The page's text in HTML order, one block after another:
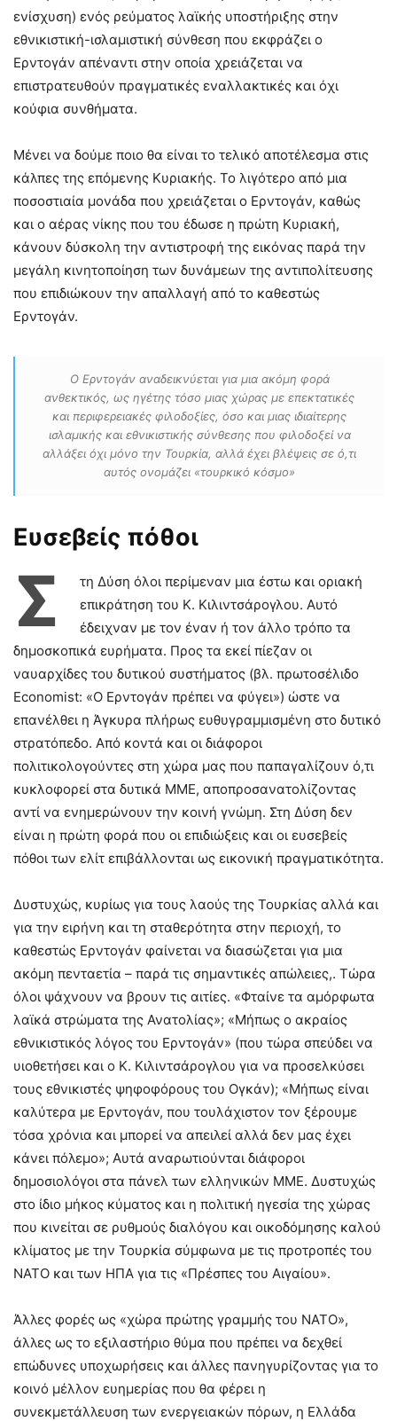
ενίσχυση) ενός ρεύματος λαϊκής υποστήριξης στην
εθνικιστική-ισλαμιστική σύνθεση που εκφράζει ο
Ερντογάν απέναντι στην οποία χρειάζεται να
επιστρατευθούν πραγματικές εναλλακτικές και όχι
κούφια συνθήματα.
Μένει να δούμε ποιο θα είναι το τελικό αποτέλεσμα στις
κάλπες της επόμενης Κυριακής. Το λιγότερο από μια
ποσοστιαία μονάδα που χρειάζεται ο Ερντογάν, καθώς
και ο αέρας νίκης που του έδωσε η πρώτη Κυριακή,
κάνουν δύσκολη την αντιστροφή της εικόνας παρά την
μεγάλη κινητοποίηση των δυνάμεων της αντιπολίτευσης
που επιδιώκουν την απαλλαγή από το καθεστώς
Ερντογάν.
Ο Ερντογάν αναδεικνύεται για μια ακόμη φορά
ανθεκτικός, ως ηγέτης τόσο μιας χώρας με επεκτατικές
και περιφερειακές φιλοδοξίες, όσο και μιας ιδιαίτερης
ισλαμικής και εθνικιστικής σύνθεσης που φιλοδοξεί να
αλλάξει όχι μόνο την Τουρκία, αλλά έχει βλέψεις σε ό,τι
αυτός ονομάζει «τουρκικό κόσμο»
Ευσεβείς πόθοι
Σ
τη Δύση όλοι περίμεναν μια έστω και οριακή
επικράτηση του Κ. Κιλιντσάρογλου. Αυτό
έδειχναν με τον έναν ή τον άλλο τρόπο τα
δημοσκοπικά ευρήματα. Προς τα εκεί πίεζαν οι
ναυαρχίδες του δυτικού συστήματος (βλ. πρωτοσέλιδο
Economist: «Ο Ερντογάν πρέπει να φύγει») ώστε να
επανέλθει η Άγκυρα πλήρως ευθυγραμμισμένη στο δυτικό
στρατόπεδο. Από κοντά και οι διάφοροι
πολιτικολογούντες στη χώρα μας που παπαγαλίζουν ό,τι
κυκλοφορεί στα δυτικά ΜΜΕ, αποπροσανατολίζοντας
αντί να ενημερώνουν την κοινή γνώμη. Στη Δύση δεν
είναι η πρώτη φορά που οι επιδιώξεις και οι ευσεβείς
πόθοι των ελίτ επιβάλλονται ως εικονική πραγματικότητα.
Δυστυχώς, κυρίως για τους λαούς της Τουρκίας αλλά και
για την ειρήνη και τη σταθερότητα στην περιοχή, το
καθεστώς Ερντογάν φαίνεται να διασώζεται για μια
ακόμη πενταετία – παρά τις σημαντικές απώλειες,. Τώρα
όλοι ψάχνουν να βρουν τις αιτίες. «Φταίνε τα αμόρφωτα
λαϊκά στρώματα της Ανατολίας»; «Μήπως ο ακραίος
εθνικιστικός λόγος του Ερντογάν» (που τώρα σπεύδει να
υιοθετήσει και ο Κ. Κιλιντσάρογλου για να προσελκύσει
τους εθνικιστές ψηφοφόρους του Ογκάν); «Μήπως είναι
καλύτερα με Ερντογάν, που τουλάχιστον τον ξέρουμε
τόσα χρόνια και μπορεί να απειλεί αλλά δεν μας έχει
κάνει πόλεμο»; Αυτά αναρωτιούνται διάφοροι
δημοσιολόγοι στα πάνελ των ελληνικών ΜΜΕ. Δυστυχώς
στο ίδιο μήκος κύματος και η πολιτική ηγεσία της χώρας
που κινείται σε ρυθμούς διαλόγου και οικοδόμησης καλού
κλίματος με την Τουρκία σύμφωνα με τις προτροπές του
ΝΑΤΟ και των ΗΠΑ για τις «Πρέσπες του Αιγαίου».
Άλλες φορές ως «χώρα πρώτης γραμμής του ΝΑΤΟ»,
άλλες ως το εξιλαστήριο θύμα που πρέπει να δεχθεί
επώδυνες υποχωρήσεις και άλλες πανηγυρίζοντας για το
κοινό μέλλον ευημερίας που θα φέρει η
συνεκμετάλλευση των ενεργειακών πόρων, η Ελλάδα